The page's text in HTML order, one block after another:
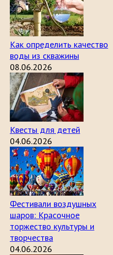
Как определить качество
воды из скважины
08.06.2026
Квесты для детей
04.06.2026
Фестивали воздушных
шаров: Красочное
торжество культуры и
творчества
04.06.2026